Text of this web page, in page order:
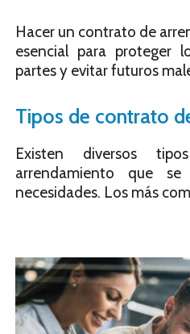
Hacer un contrato de
esencial para proteger
partes y evitar futuros
Tipos de contrato
Existen diversos
arrendamiento que
necesidades. Los más